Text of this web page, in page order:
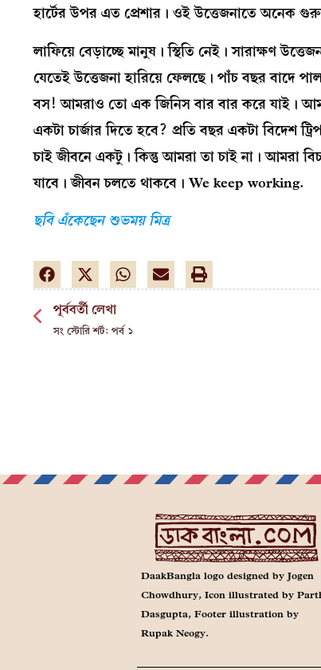
হার্টের উপর এত প্রেশার। ওই উত্তেজনাতে অনেক
লাফিয়ে বেড়াচ্ছে মানুষ। স্থিতি নেই। সারাক্ষণ
যেতেই উত্তেজনা হারিয়ে ফেলছে। পাঁচ বছর
বস! আমরাও তো এক জিনিস বার বার করে যাই।
একটা চার্জার দিতে হবে? প্রতি বছর একটা বিদেশ
চাই জীবনে একটু। কিন্তু আমরা তা চাই না। আমরা
যাবে। জীবন চলতে থাকবে। We keep working.
ছবি এঁকেছেন শুভময় মিত্র
পূর্ববর্তী লেখা
সং স্টোরি শর্ট: পর্ব ১
DaakBangla logo designed by Jogen
Chowdhury, Icon illustrated by
Dasgupta, Footer illustration by
Rupak Neogy.